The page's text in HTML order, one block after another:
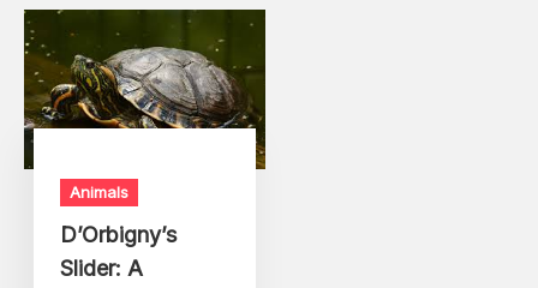
Animals
D’Orbigny’s
Slider: A